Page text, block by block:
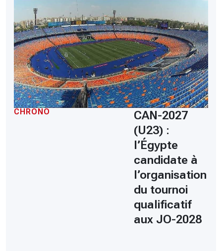
CHRONO
CAN-2027
(U23) :
l’Égypte
candidate à
l’organisation
du tournoi
qualificatif
aux JO-2028